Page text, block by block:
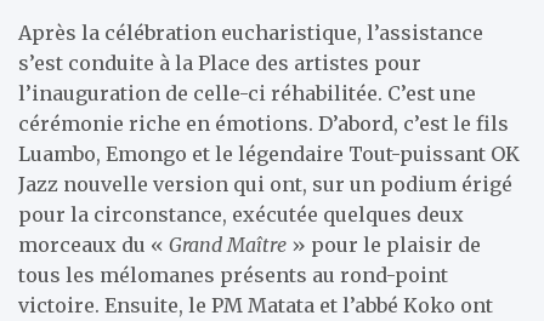
Après la célébration eucharistique, l’assistance
s’est conduite à la Place des artistes pour
l’inauguration de celle-ci réhabilitée. C’est une
cérémonie riche en émotions. D’abord, c’est le fils
Luambo, Emongo et le légendaire Tout-puissant OK
Jazz nouvelle version qui ont, sur un podium érigé
pour la circonstance, exécutée quelques deux
morceaux du « Grand Maître » pour le plaisir de
tous les mélomanes présents au rond-point
victoire. Ensuite, le PM Matata et l’abbé Koko ont